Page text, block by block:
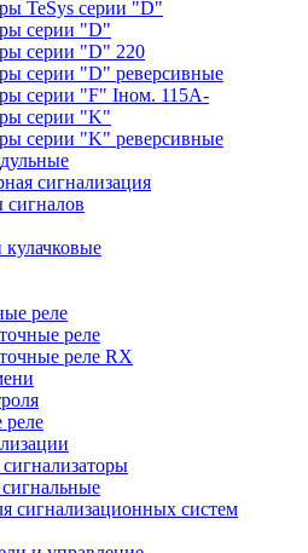
TeSys серии "D"
серии "D"
серии "D" 220
серии "D" реверсивные
серии "F" Iном. 115А-
серии "K"
серии "K" реверсивные
сигнализация
сигналов
реле
реле
реле RX
реле
сигнализационных систем